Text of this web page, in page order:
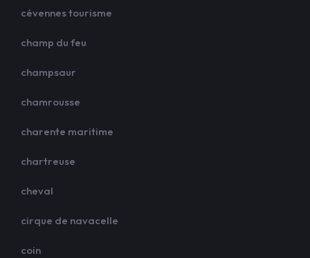
cévennes tourisme
champ du feu
champsaur
chamrousse
charente maritime
chartreuse
cheval
cirque de navacelle
coin